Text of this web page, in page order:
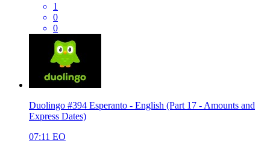
1
0
0
Duolingo #394 Esperanto - English (Part 17 - Amounts and
Express Dates)
07:11 EO